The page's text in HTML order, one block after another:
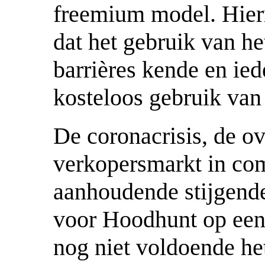
freemium model.
dat het gebruik van
barrières kende en
kosteloos gebruik
De coronacrisis, de
verkopersmarkt in
aanhoudende
voor Hoodhunt op
nog niet voldoende